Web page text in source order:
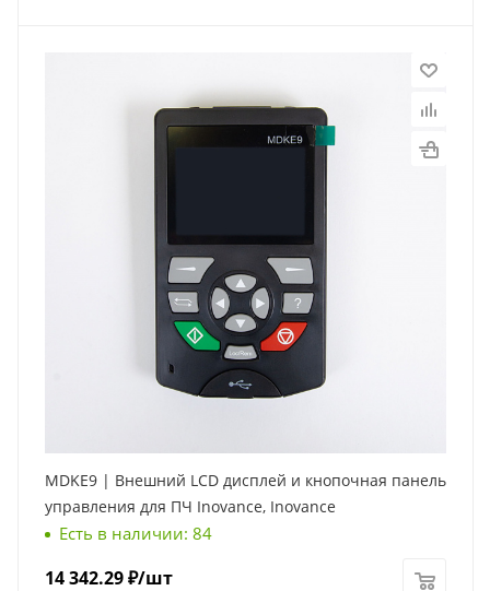
MDKE9 | Внешний LCD дисплей и кнопочная панель
управления для ПЧ Inovance, Inovance
Есть в наличии: 84
14 342.29₽/шт